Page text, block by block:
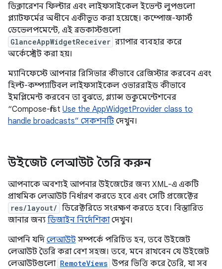
ডিক্লারেশন ফিল্টার এবং লাইফসাইকেল ইভেন্ট লুপগুলো
প্ল্যাটফর্মের অধীনে একীভূত করা হয়েছে। কম্পোজ-ফার্স্ট
ডেভেলপমেন্টে, এই ব্রডকাস্টগুলো
GlanceAppWidgetReceiver র‍্যাপার ব্যবহার করে
অর্কেস্ট্রেট করা হয়।
ম্যানিফেস্টে আপনার রিসিভার কীভাবে রেজিস্টার করবেন এবং
হিল্ট-কম্প্যাটিবল লাইফসাইকেল ওভাররাইড কীভাবে
ইমপ্লিমেন্ট করবেন তা বুঝতে, গ্ল্যান্স ডকুমেন্টেশনের
“Compose-first Use the AppWidgetProvider class to
handle broadcasts” সেকশনটি দেখুন।
উইজেট লেআউট তৈরি করুন
আপনাকে অবশ্যই আপনার উইজেটের জন্য XML-এ একটি
প্রাথমিক লেআউট নির্ধারণ করতে হবে এবং সেটি প্রজেক্টের
res/layout/ ডিরেক্টরিতে সংরক্ষণ করতে হবে। বিস্তারিত
জানার জন্য ডিজাইন নির্দেশিকাদেখুন।
আপনি যদি লেআউট সম্পর্কে পরিচিত হন, তবে উইজেট
লেআউট তৈরি করা বেশ সহজ। তবে, মনে রাখবেন যে উইজেট
লেআউটগুলো RemoteViews উপর ভিত্তি করে তৈরি, যা সব